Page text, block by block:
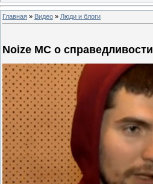
Главная » Видео » Люди и блоги
Noize MC о справедливости